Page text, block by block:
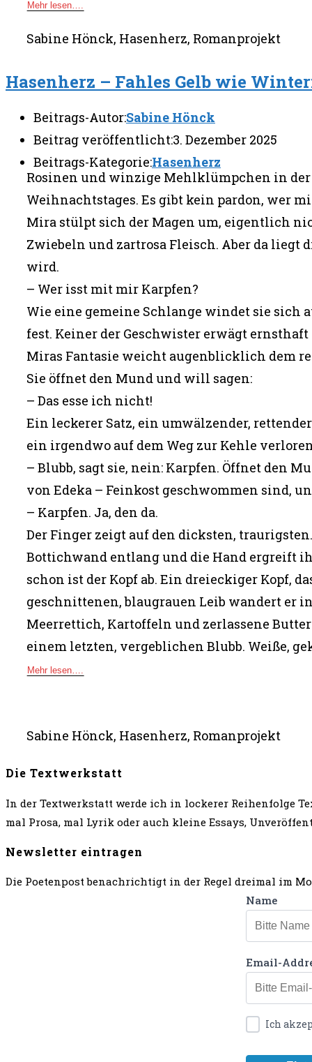
Mehr lesen….
Sabine Hönck, Hasenherz, Romanprojekt
Hasenherz – Fahles Gelb wie
Beitrags-Autor:Sabine Hönck
Beitrag veröffentlicht:3. Dezember 2025
Beitrags-Kategorie:Hasenherz
Rosinen und winzige Mehlklümpchen in der
Weihnachtstages. Es gibt kein pardon, wer
Mira stülpt sich der Magen um, eigentlich
Zwiebeln und zartrosa Fleisch. Aber da liegt
wird.
– Wer isst mit mir Karpfen?
Wie eine gemeine Schlange windet sie sich
fest. Keiner der Geschwister erwägt
Miras Fantasie weicht augenblicklich dem
Sie öffnet den Mund und will sagen:
– Das esse ich nicht!
Ein leckerer Satz, ein umwälzender,
ein irgendwo auf dem Weg zur Kehle
– Blubb, sagt sie, nein: Karpfen. Öffnet den
von Edeka – Feinkost geschwommen sind,
– Karpfen. Ja, den da.
Der Finger zeigt auf den dicksten,
Bottichwand entlang und die Hand ergreift
schon ist der Kopf ab. Ein dreieckiger Kopf,
geschnittenen, blaugrauen Leib wandert er
Meerrettich, Kartoffeln und zerlassene
einem letzten, vergeblichen Blubb. Weiße,
Mehr lesen….
Sabine Hönck, Hasenherz, Romanprojekt
Die Textwerkstatt
In der Textwerkstatt werde ich in lockerer Reihenfolge
mal Prosa, mal Lyrik oder auch kleine Essays,
Newsletter eintragen
Die Poetenpost benachrichtigt in der Regel dreimal im
Name
Email-
Ich